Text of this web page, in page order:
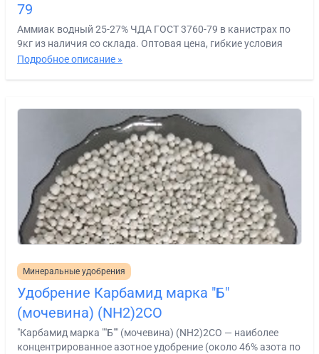
79
Аммиак водный 25-27% ЧДА ГОСТ 3760-79 в канистрах по
9кг из наличия со склада. Оптовая цена, гибкие условия
Подробное описание »
Минеральные удобрения
Удобрение Карбамид марка "Б"
(мочевина) (NH2)2CO
"Карбамид марка ""Б"" (мочевина) (NH2)2CO — наиболее
концентрированное азотное удобрение (около 46% азота по